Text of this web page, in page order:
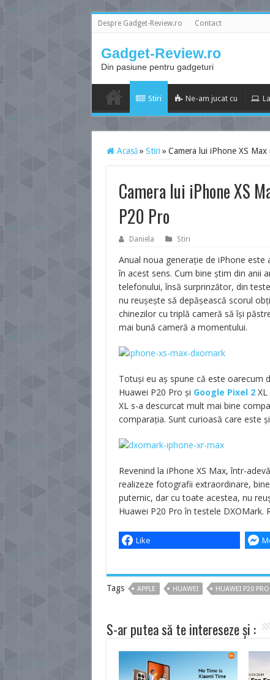
Despre Gadget-Review.ro Contact
Gadget-Review.ro
Din pasiune pentru gadgeturi
Stiri Ne-am jucat cu
Acasă » Stiri » Camera lui iPhone XS
Camera lui iPhone XS
P20 Pro
Daniela Stiri
Anual noua generație de iPhone
în acest sens. Cum bine știm din anii
telefonului, însă surprinzător, din
nu reușește să depășească scorul
chinezilor cu triplă cameră să își
mai bună cameră a momentului.
Totuși eu aș spune că este oarecum
Huawei P20 Pro și Google Pixel 2
XL s-a descurcat mult mai bine
comparația. Sunt curioasă care este
Revenind la iPhone XS Max, într-
realizeze fotografii extraordinare,
puternic, dar cu toate acestea, nu
Huawei P20 Pro în testele DXOMark.
Like
Tags APPLE HUAWEI HUAWEI P20 PRO
S-ar putea să te intereseze și :